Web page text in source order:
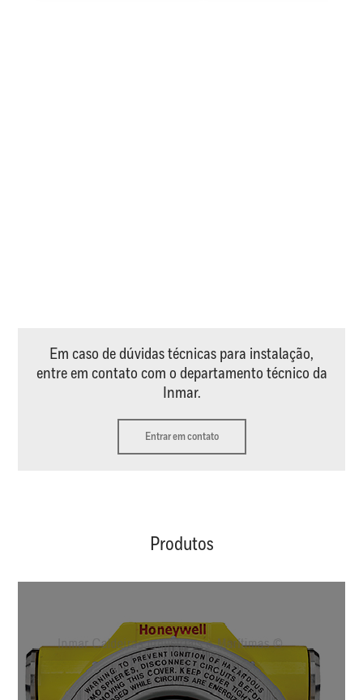
Em caso de dúvidas técnicas para instalação,
entre em contato com o departamento técnico da
Inmar.
Entrar em contato
Produtos